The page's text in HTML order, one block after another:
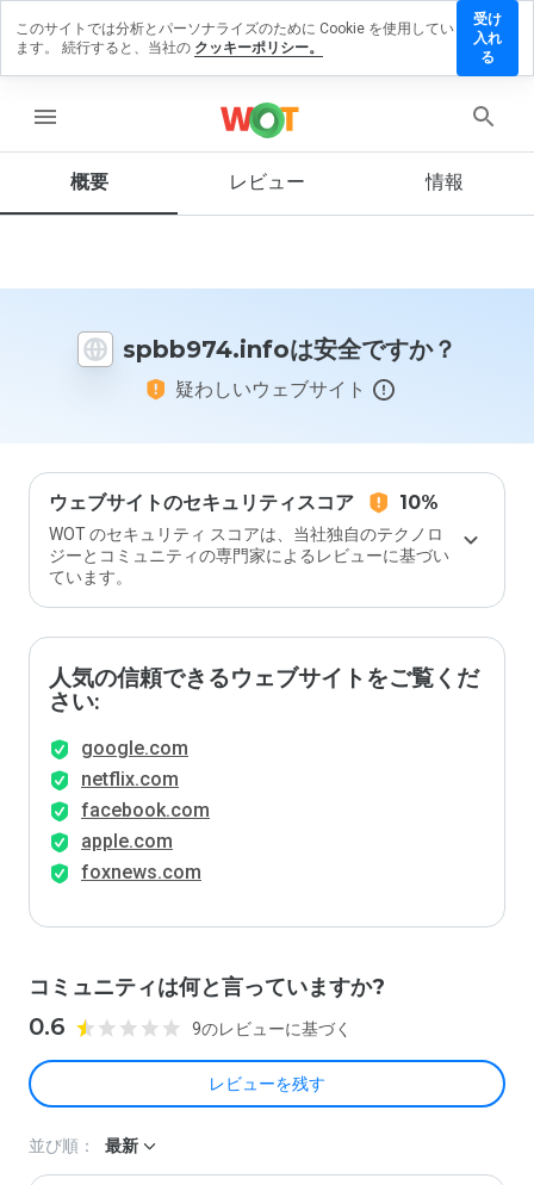
menu
概要 レビュー 情報
spbb974.infoは安全ですか？
疑わしいウェブサイト
ウェブサイトのセキュリティスコア 10%
WOT のセキュリティ スコアは、当社独自のテクノロ
ジーとコミュニティの専門家によるレビューに基づい
ています。
人気の信頼できるウェブサイトをご覧くだ
さい:
google.com
netflix.com
facebook.com
apple.com
foxnews.com
コミュニティは何と言っていますか?
0.6 9のレビューに基づく
レビューを残す
ビュー
す
この
イト
価し
ます
か？
並び順： 最新
このサイトでは分析とパーソナライズのために Cookie を使用してい
ます。 続行すると、当社の クッキーポリシー。
受け
入れ
る